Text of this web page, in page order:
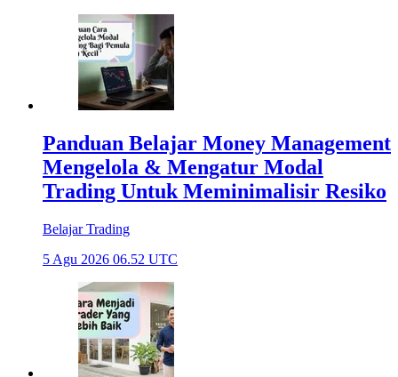
Panduan Belajar Money Management
Mengelola & Mengatur Modal
Trading Untuk Meminimalisir Resiko
Belajar Trading
5 Agu 2026 06.52 UTC